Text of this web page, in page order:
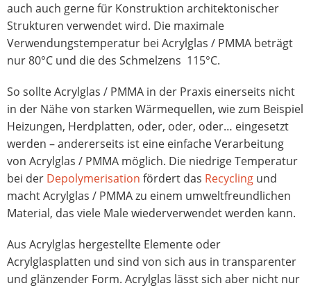
auch auch gerne für Konstruktion architektonischer
Strukturen verwendet wird. Die maximale
Verwendungstemperatur bei Acrylglas / PMMA beträgt
nur 80°C und die des Schmelzens 115°C.
So sollte Acrylglas / PMMA in der Praxis einerseits nicht
in der Nähe von starken Wärmequellen, wie zum Beispiel
Heizungen, Herdplatten, oder, oder, oder… eingesetzt
werden – andererseits ist eine einfache Verarbeitung
von Acrylglas / PMMA möglich. Die niedrige Temperatur
bei der Depolymerisation fördert das Recycling und
macht Acrylglas / PMMA zu einem umweltfreundlichen
Material, das viele Male wiederverwendet werden kann.
Aus Acrylglas hergestellte Elemente oder
Acrylglasplatten und sind von sich aus in transparenter
und glänzender Form. Acrylglas lässt sich aber nicht nur